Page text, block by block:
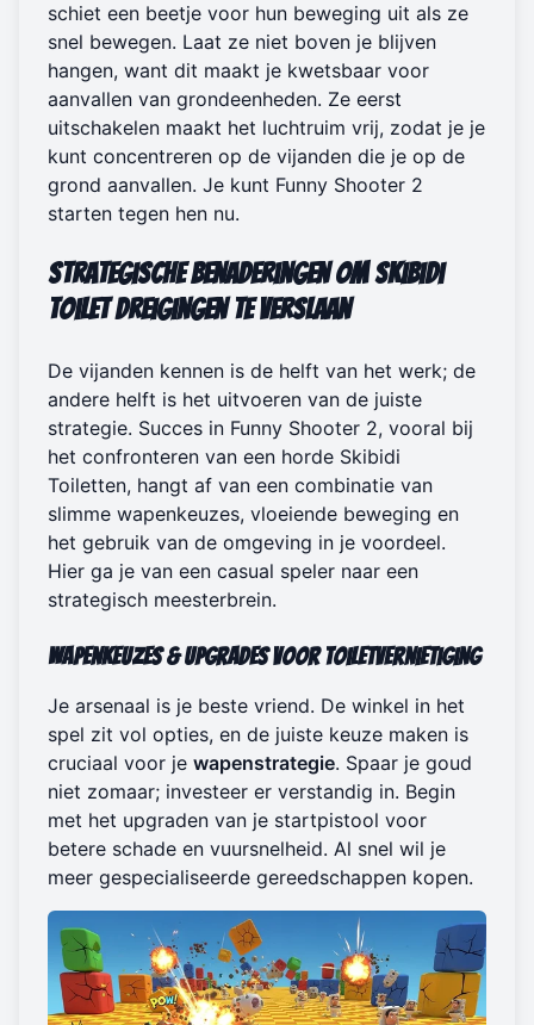
schiet een beetje voor hun beweging uit als ze
snel bewegen. Laat ze niet boven je blijven
hangen, want dit maakt je kwetsbaar voor
aanvallen van grondeenheden. Ze eerst
uitschakelen maakt het luchtruim vrij, zodat je je
kunt concentreren op de vijanden die je op de
grond aanvallen. Je kunt Funny Shooter 2
starten tegen hen nu.
Strategische Benaderingen om Skibidi
Toilet Dreigingen te Verslaan
De vijanden kennen is de helft van het werk; de
andere helft is het uitvoeren van de juiste
strategie. Succes in Funny Shooter 2, vooral bij
het confronteren van een horde Skibidi
Toiletten, hangt af van een combinatie van
slimme wapenkeuzes, vloeiende beweging en
het gebruik van de omgeving in je voordeel.
Hier ga je van een casual speler naar een
strategisch meesterbrein.
Wapenkeuzes & Upgrades voor Toiletvernietiging
Je arsenaal is je beste vriend. De winkel in het
spel zit vol opties, en de juiste keuze maken is
cruciaal voor je wapenstrategie. Spaar je goud
niet zomaar; investeer er verstandig in. Begin
met het upgraden van je startpistool voor
betere schade en vuursnelheid. Al snel wil je
meer gespecialiseerde gereedschappen kopen.